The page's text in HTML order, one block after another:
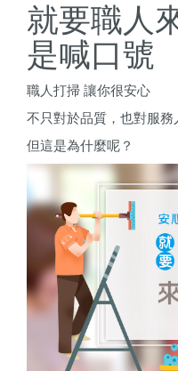
就要職人
是喊口號
職人打掃 讓你很安心
不只對於品質，也對服務
但這是為什麼呢？